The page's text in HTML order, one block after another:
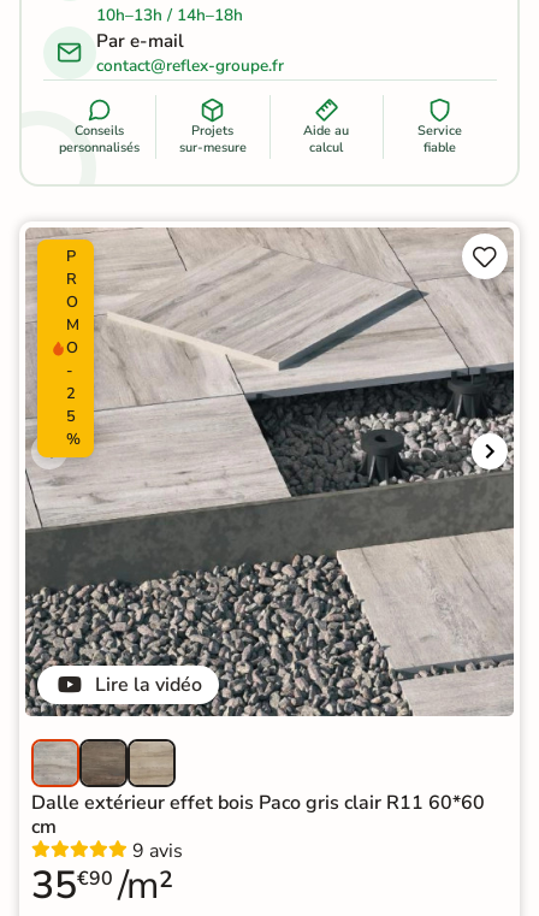
10h–13h / 14h–18h
Par e-mail
contact@reflex-groupe.fr
Conseils
personnalisés
Projets
sur-mesure
Aide au
calcul
Service
fiable
Lire la vidéo
P
R
O
M
O
-
2
5
%


Dalle extérieur effet bois Paco gris clair R11 60*60
cm
9 avis
35€90 /m²